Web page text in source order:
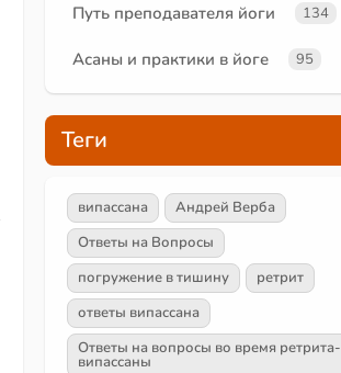
Путь преподавателя йоги 134
Асаны и практики в йоге 95
Теги
випассана
Андрей Верба
Ответы на Вопросы
погружение в тишину
ретрит
ответы випассана
Ответы на вопросы во время ретрита-
випассаны